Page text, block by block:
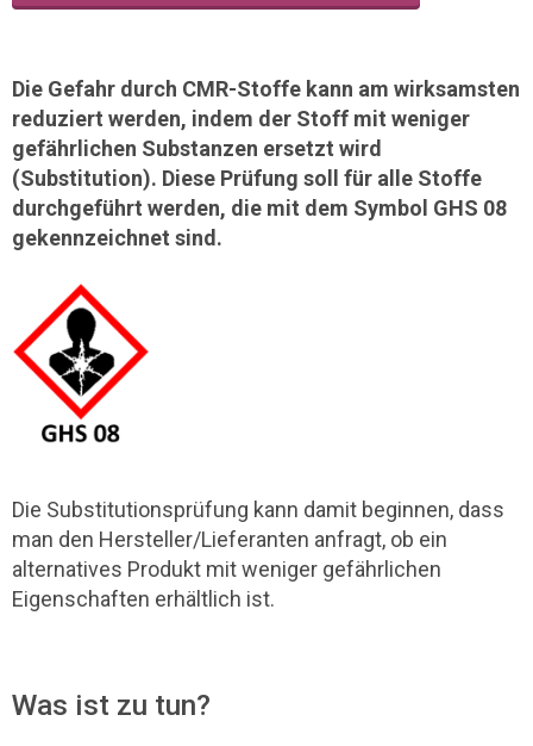
Die Gefahr durch CMR-Stoffe kann am wirksamsten
reduziert werden, indem der Stoff mit weniger
gefährlichen Substanzen ersetzt wird
(Substitution). Diese Prüfung soll für alle Stoffe
durchgeführt werden, die mit dem Symbol GHS 08
gekennzeichnet sind.
Die Substitutionsprüfung kann damit beginnen, dass
man den Hersteller/Lieferanten anfragt, ob ein
alternatives Produkt mit weniger gefährlichen
Eigenschaften erhältlich ist.
Was ist zu tun?